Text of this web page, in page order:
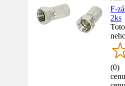
F-
2ks
(0)